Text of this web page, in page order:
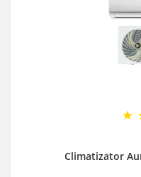
Climatizator